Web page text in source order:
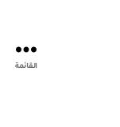
القائمة